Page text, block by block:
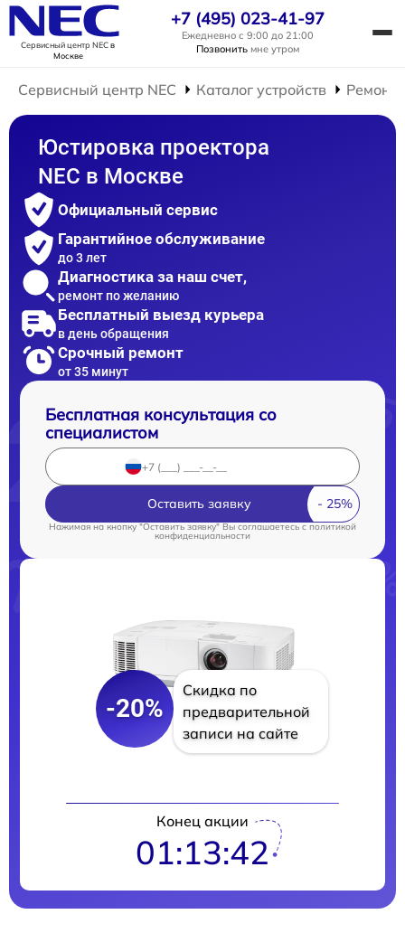
Сервисный центр NECв
Москве
+7 (495) 023-41-97
Ежедневно с 9:00 до 21:00
Позвонить мне утром
Сервисный центр NEC Каталог устройств Ремонт
Юстировка проектора
NEC в Москве
Официальный сервис
Гарантийное обслуживание
до 3 лет
Диагностика за наш счет,
ремонт по желанию
Бесплатный выезд курьера
в день обращения
Срочный ремонт
от 35 минут
Бесплатная консультация со
специалистом
Оставить заявку
Нажимая на кнопку "Оставить заявку" Вы соглашаетесь cполитикой
конфиденциальности
-20%
Скидка по
предварительной
записи на сайте
Конец акции
01:13:41